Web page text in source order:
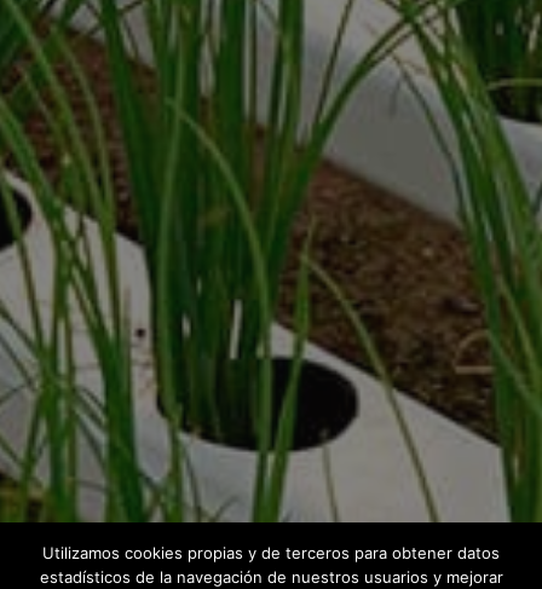
Utilizamos cookies propias y de terceros para obtener datos
estadísticos de la navegación de nuestros usuarios y mejorar